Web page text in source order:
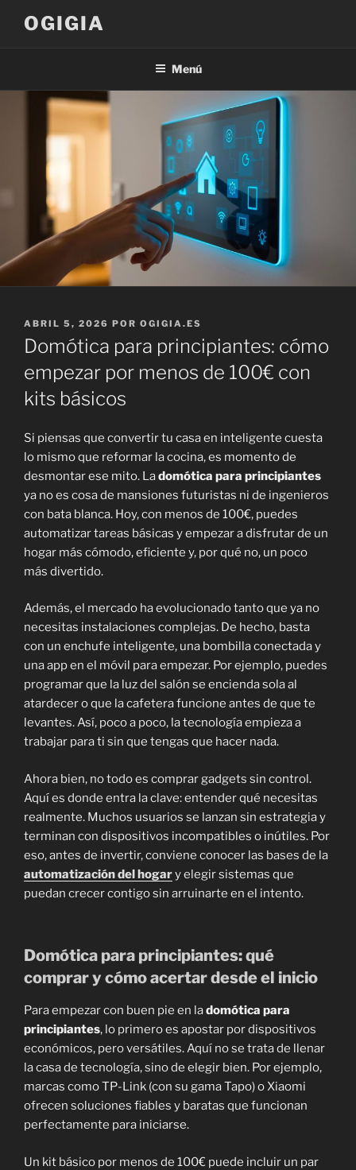
OGIGIA
Menú
PUBLICADO
EL
ABRIL 5, 2026 POR OGIGIA.ES
Domótica para principiantes: cómo
empezar por menos de 100€ con
kits básicos
Si piensas que convertir tu casa en inteligente cuesta
lo mismo que reformar la cocina, es momento de
desmontar ese mito. Ladomótica para principiantes
ya no es cosa de mansiones futuristas ni de ingenieros
con bata blanca. Hoy, con menos de 100€, puedes
automatizar tareas básicas y empezar a disfrutar de un
hogar más cómodo, eficiente y, por qué no, un poco
más divertido.
Además, el mercado ha evolucionado tanto que ya no
necesitas instalaciones complejas. De hecho, basta
con un enchufe inteligente, una bombilla conectada y
una app en el móvil para empezar. Por ejemplo, puedes
programar que la luz del salón se encienda sola al
atardecer o que la cafetera funcione antes de que te
levantes. Así, poco a poco, la tecnología empieza a
trabajar para ti sin que tengas que hacer nada.
Ahora bien, no todo es comprar gadgets sin control.
Aquí es donde entra la clave: entender qué necesitas
realmente. Muchos usuarios se lanzan sin estrategia y
terminan con dispositivos incompatibles o inútiles. Por
eso, antes de invertir, conviene conocer las bases de la
automatización del hogary elegir sistemas que
puedan crecer contigo sin arruinarte en el intento.
Domótica para principiantes: qué
comprar y cómo acertar desde el inicio
Para empezar con buen pie en ladomótica para
principiantes, lo primero es apostar por dispositivos
económicos, pero versátiles. Aquí no se trata de llenar
la casa de tecnología, sino de elegir bien. Por ejemplo,
marcas como TP-Link (con su gama Tapo) o Xiaomi
ofrecen soluciones fiables y baratas que funcionan
perfectamente para iniciarse.
Un kit básico por menos de 100€ puede incluir un par